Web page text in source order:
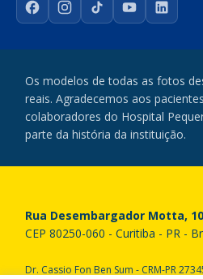
FacebookInstagram
TikTokYouTube
Os modelos de todas as fotos
reais. Agradecemos aos
colaboradores do Hospital
parte da história da instituição.
Rua Desembargador Motta,
CEP 80250-060 - Curitiba - PR -
Dr. Cassio Fon Ben Sum - CRM-PR